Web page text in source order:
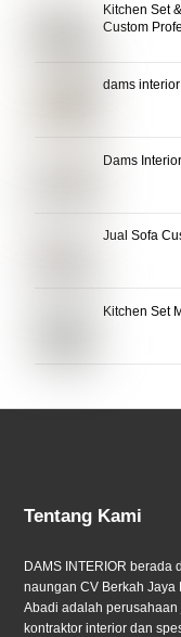
Kitchen Set
Custom
dams interior
Dams
Jual Sofa
Kitchen Set
Tentang Kami
DAMS INTERIOR berada
naungan CV Berkah Jaya
Abadi adalah perusahaan
kontraktor interior dan